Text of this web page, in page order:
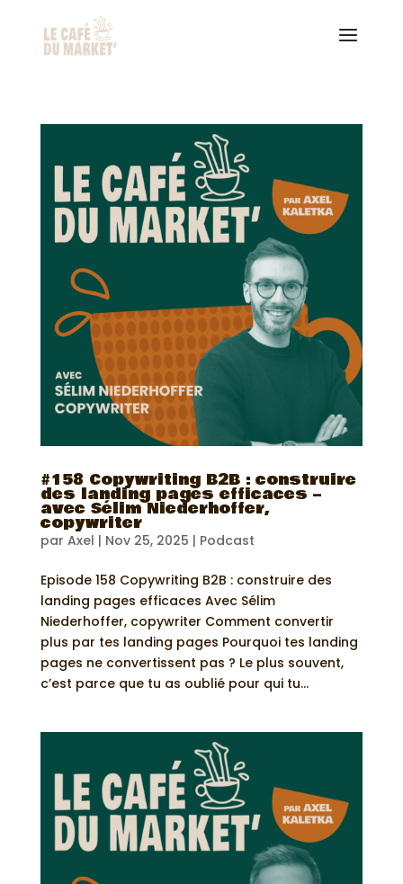
#158 Copywriting B2B : construire
des landing pages efficaces –
avec Sélim Niederhoffer,
copywriter
par Axel | Nov 25, 2025 | Podcast
Episode 158 Copywriting B2B : construire des
landing pages efficaces Avec Sélim
Niederhoffer, copywriter Comment convertir
plus par tes landing pages Pourquoi tes landing
pages ne convertissent pas ? Le plus souvent,
c’est parce que tu as oublié pour qui tu...